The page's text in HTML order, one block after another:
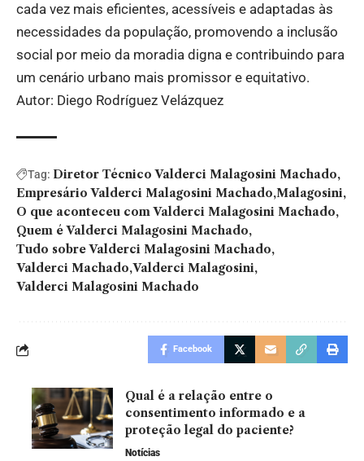
cada vez mais eficientes, acessíveis e adaptadas às
necessidades da população, promovendo a inclusão
social por meio da moradia digna e contribuindo para
um cenário urbano mais promissor e equitativo.
Autor: Diego Rodríguez Velázquez
Tag: Diretor Técnico Valderci Malagosini Machado
Empresário Valderci Malagosini Machado Malagosini
O que aconteceu com Valderci Malagosini Machado
Quem é Valderci Malagosini Machado
Tudo sobre Valderci Malagosini Machado
Valderci Machado Valderci Malagosini
Valderci Malagosini Machado
Facebook
Qual é a relação entre o
consentimento informado e a
proteção legal do paciente?
Notícias